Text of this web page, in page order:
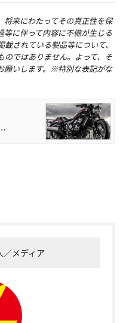
来にわたってその真正性を保
に伴って内容に不備が生じる
されている製品等について、
ではありません。よって、そ
願いします。※特別な表記がな
／メディア